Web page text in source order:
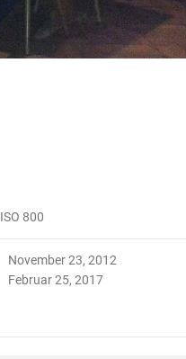
ISO 800
November 23, 2012
Februar 25, 2017